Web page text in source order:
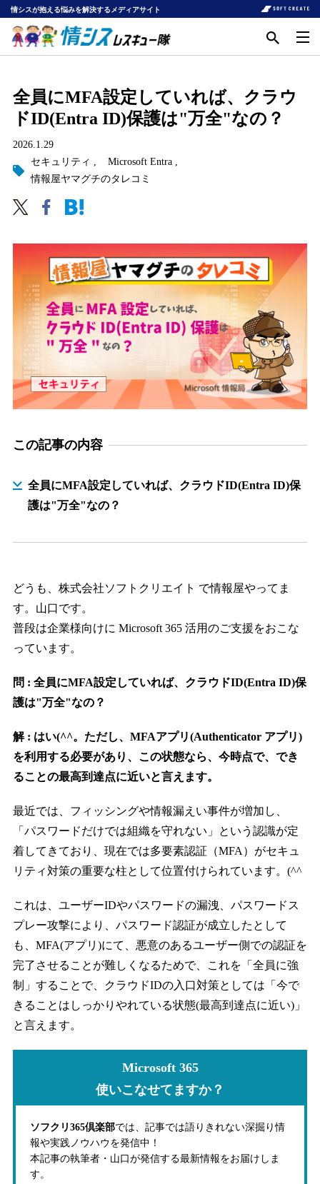
情シスが抱える悩みを解決するメディアサイト
全員にMFA設定していれば、クラウ
ドID(Entra ID)保護は"万全"なの？
2026.1.29
セキュリティ
Microsoft Entra
情報屋ヤマグチのタレコミ
この記事の内容
全員にMFA設定していれば、クラウドID(Entra ID)保
護は"万全"なの？
どうも、株式会社ソフトクリエイト で情報屋やってま
す。山口です。
普段は企業様向けに Microsoft 365 活用のご支援をおこな
っています。
問 : 全員にMFA設定していれば、クラウドID(Entra ID)保
護は"万全"なの？
解 : はい(^^。ただし、MFAアプリ(Authenticator アプリ)
を利用する必要があり、この状態なら、今時点で、でき
ることの最高到達点に近いと言えます。
最近では、フィッシングや情報漏えい事件が増加し、
「パスワードだけでは組織を守れない」という認識が定
着してきており、現在では多要素認証（MFA）がセキュ
リティ対策の重要な柱として位置付けられています。(^^
これは、ユーザーIDやパスワードの漏洩、パスワードス
プレー攻撃により、パスワード認証が成立したとして
も、MFA(アプリ)にて、悪意のあるユーザー側での認証を
完了させることが難しくなるためで、これを「全員に強
制」することで、クラウドIDの入口対策としては「今で
きることはしっかりやれている状態(最高到達点に近い)」
と言えます。
Microsoft 365
使いこなせてますか？
ソフクリ365倶楽部では、記事では語りきれない深掘り情
報や実践ノウハウを発信中！
本記事の執筆者・山口が発信する最新情報をお届けしま
す。